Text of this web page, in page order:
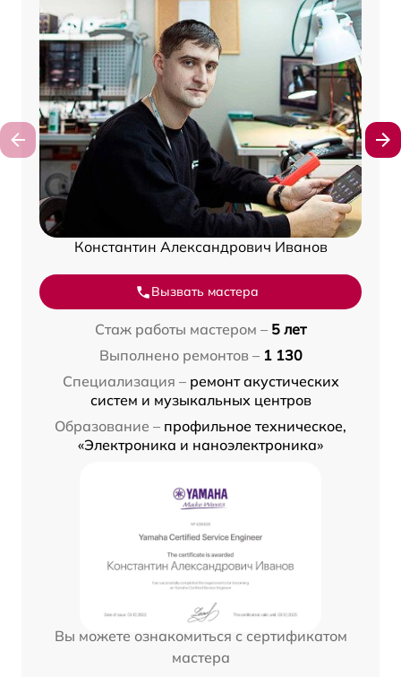
Константин Александрович Иванов
Вызвать мастера
Стаж работы мастером – 5 лет
Выполнено ремонтов – 1 130
Специализация – ремонт акустических
систем и музыкальных центров
Образование – профильное техническое,
«Электроника и наноэлектроника»
Вы можете ознакомиться с сертификатом
мастера